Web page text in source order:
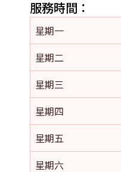
服務時間：
星期一
星期二
星期三
星期四
星期五
星期六